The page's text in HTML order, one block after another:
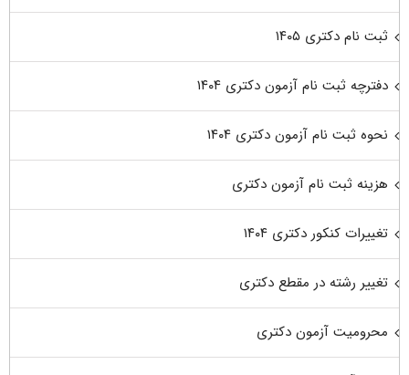
ثبت نام دکتری ۱۴۰۵
دفترچه ثبت نام آزمون دکتری ۱۴۰۴
نحوه ثبت نام آزمون دکتری ۱۴۰۴
هزینه ثبت نام آزمون دکتری
تغییرات کنکور دکتری ۱۴۰۴
تغییر رشته در مقطع دکتری
محرومیت آزمون دکتری